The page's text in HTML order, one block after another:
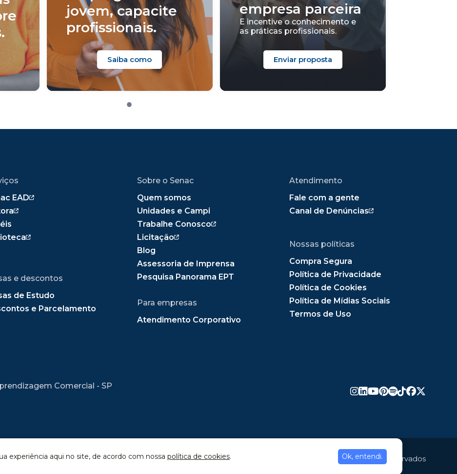
jovem, capacite
profissionais.
Saiba como
empresa parceira
E incentive o conhecimento e
as práticas profissionais.
Enviar proposta
EAD
e descontos
de Estudo
e Parcelamento
Sobre o Senac
Quem somos
Unidades e Campi
Trabalhe Conosco
Licitação
Blog
Assessoria de Imprensa
Pesquisa Panorama EPT
Para empresas
Atendimento Corporativo
Atendimento
Fale com a gente
Canal de Denúncias
Nossas políticas
Compra Segura
Política de Privacidade
Política de Cookies
Política de Mídias Sociais
Termos de Uso
Comercial - SP
Copyright © 2020. Todos os direitos reservados
Ok, entendi.
experiência aqui no site, de acordo com nossa política de cookies.